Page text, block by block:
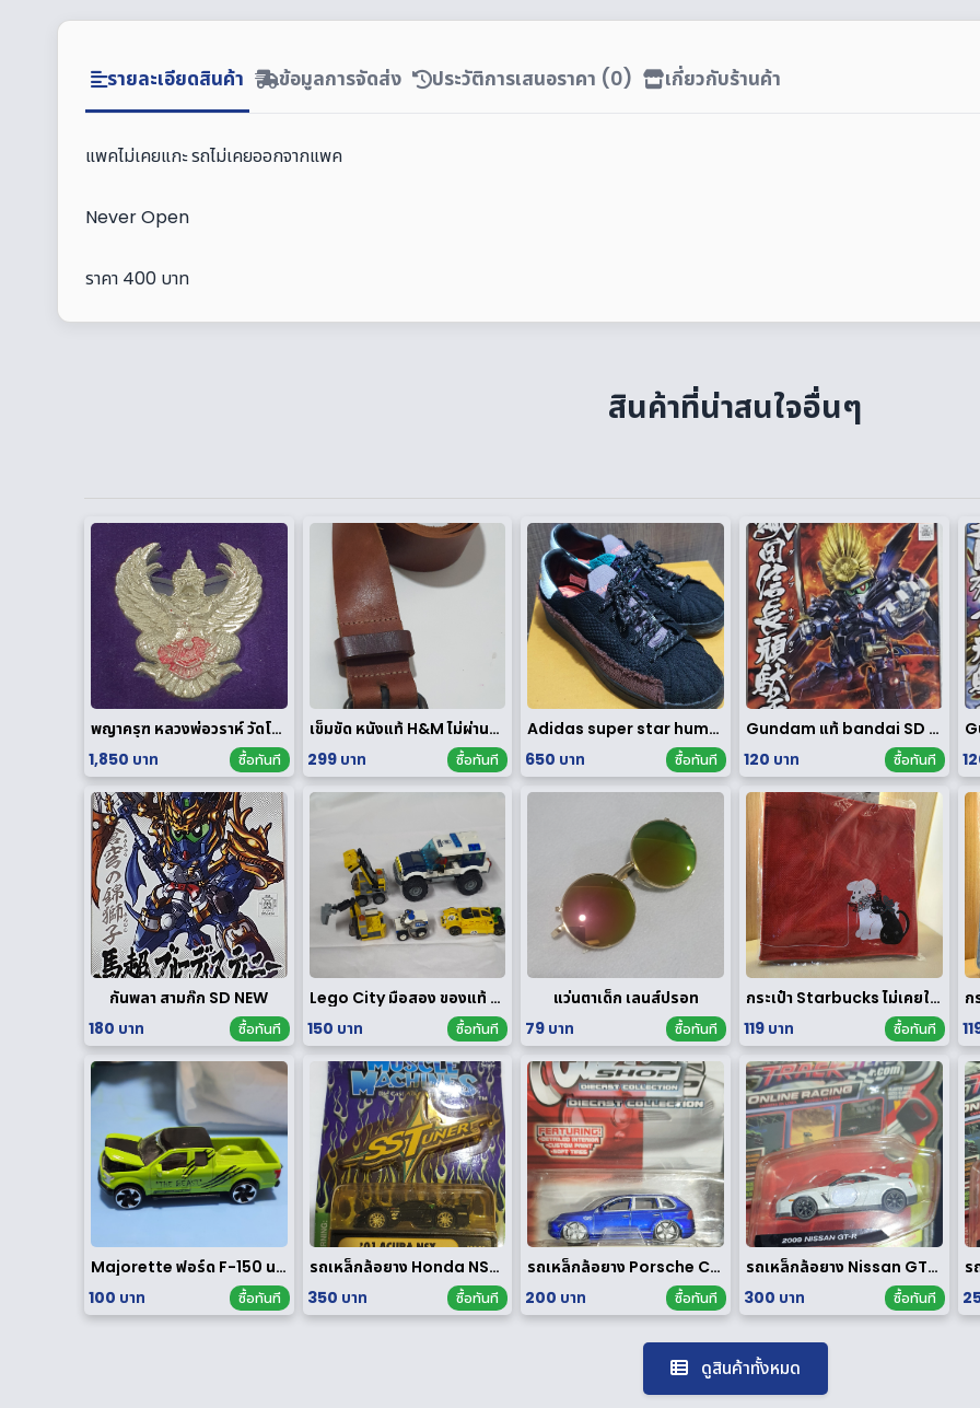
รายละเอียดสินค้า ข้อมูลการจัดส่ง ประวัติการเสนอราคา (0) เกี่ยวกับร้านค้า
แพคไม่เคยแกะ รถไม่เคยออกจากแพค
Never Open
ราคา 400 บาท
สินค้าที่น่าสนใจอื่นๆ
พญาครุฑ หลวงพ่อวราห์ วัดโพธิทอง มหาบารมี2 เนื้อสัมฤทธิ์เงิน
1,850 บาท
ซื้อทันที
เข็มขัด หนังแท้ H&M ไม่ผ่านการใช้งาน
299 บาท
ซื้อทันที
Adidas super star human race limited edition
650 บาท
ซื้อทันที
Gundam แท้ bandai SD ของใหม่
120 บาท
ซื้อทันที
กันพลา สามก๊ก SD NEW
180 บาท
ซื้อทันที
Lego City มือสอง ของแท้ ได้ทั้งหมดตามรูป
150 บาท
ซื้อทันที
แว่นตาเด็ก เลนส์ปรอท
79 บาท
ซื้อทันที
กระเป๋า Starbucks ไม่เคยใช้งาน
119 บาท
ซื้อทันที
Majorette ฟอร์ด F-150 นอกแพค
100 บาท
ซื้อทันที
รถเหล็กล้อยาง Honda NSX 1/64 ของ rare
350 บาท
ซื้อทันที
รถเหล็กล้อยาง Porsche Cayenne Turbo 1/64
200 บาท
ซื้อทันที
รถเหล็กล้อยาง Nissan GT-R 1/64
300 บาท
ซื้อทันที
ดูสินค้าทั้งหมด